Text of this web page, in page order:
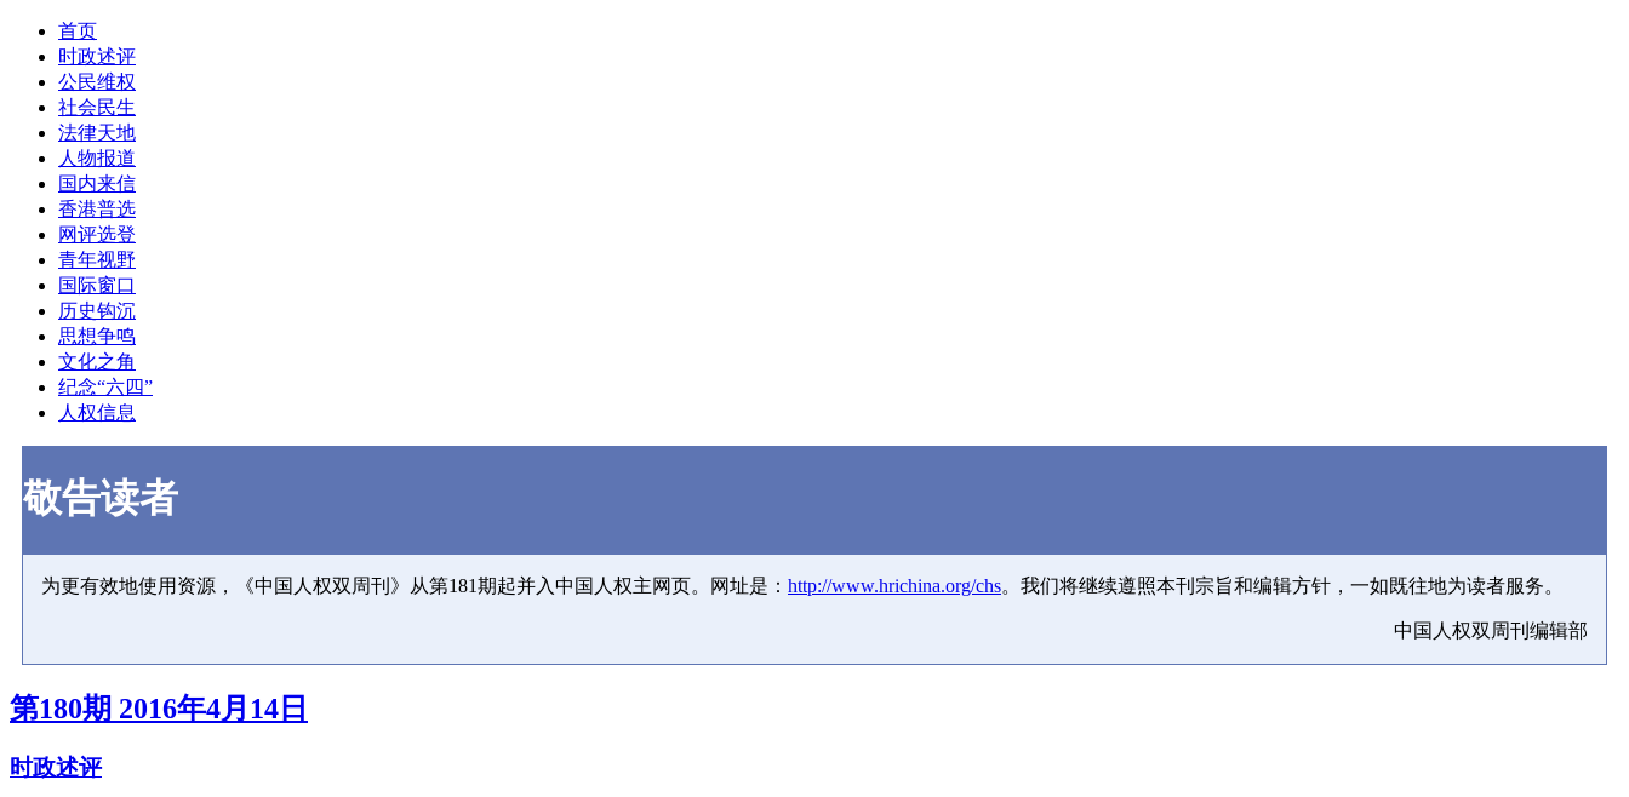
首页
时政述评
公民维权
社会民生
法律天地
人物报道
国内来信
香港普选
网评选登
青年视野
国际窗口
历史钩沉
思想争鸣
文化之角
纪念“六四”
人权信息
敬告读者
为更有效地使用资源，《中国人权双周刊》从第181期起并入中国人权主网页。网址是： http://www.hrichina.org/chs。我们将继续遵照本刊宗旨和编辑方针，一如既往地为读者服务。
中国人权双周刊编辑部
第180期 2016年4月14日
时政述评